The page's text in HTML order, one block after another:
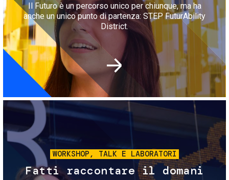
Il Futuro è un percorso unico per chiunque, ma ha
anche un unico punto di partenza: STEP FuturAbility
District.
Immagine
WORKSHOP, TALK E LABORATORI
Fatti raccontare il domani